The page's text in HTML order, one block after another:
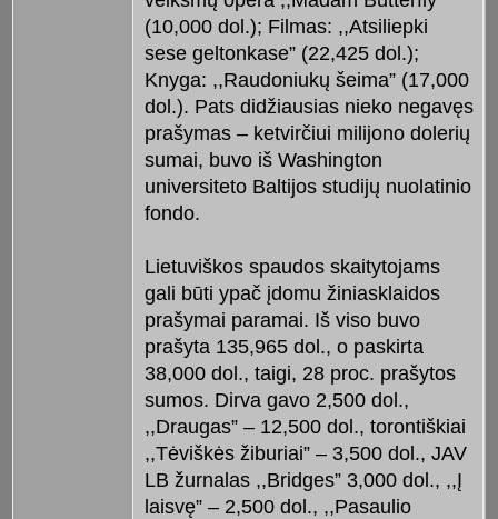
(10,000 dol.); Filmas: ,,Atsiliepki
sese geltonkase” (22,425 dol.);
Knyga: ,,Raudoniukų šeima” (17,000
dol.). Pats didžiausias nieko negavęs
prašymas – ketvirčiui milijono dolerių
sumai, buvo iš Washington
universiteto Baltijos studijų nuolatinio
fondo.
Lietuviškos spaudos skaitytojams
gali būti ypač įdomu žiniasklaidos
prašymai paramai. Iš viso buvo
prašyta 135,965 dol., o paskirta
38,000 dol., taigi, 28 proc. prašytos
sumos. Dirva gavo 2,500 dol.,
,,Draugas” – 12,500 dol., torontiškiai
,,Tėviškės žiburiai” – 3,500 dol., JAV
LB žurnalas ,,Bridges” 3,000 dol., ,,Į
laisvę” – 2,500 dol., ,,Pasaulio